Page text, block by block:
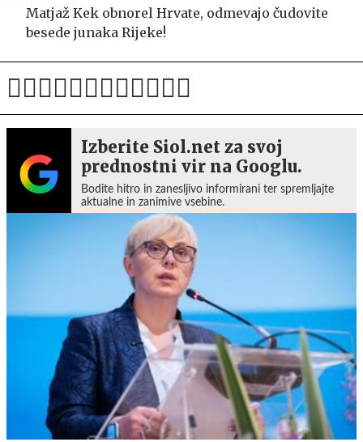
Matjaž Kek obnorel Hrvate, odmevajo čudovite
besede junaka Rijeke!
Izberite Siol.net za svoj
prednostni vir na Googlu.
Bodite hitro in zanesljivo informirani ter spremljajte
aktualne in zanimive vsebine.